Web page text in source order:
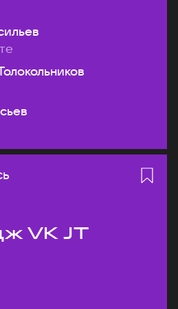
VK JT